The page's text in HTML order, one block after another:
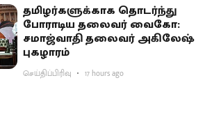
தமிழர்களுக்காக தொடர்ந்து
போராடிய தலைவர் வைகோ:
சமாஜ்வாதி தலைவர் அகிலேஷ்
புகழாரம்
செய்திப்பிரிவு 17 hours ago